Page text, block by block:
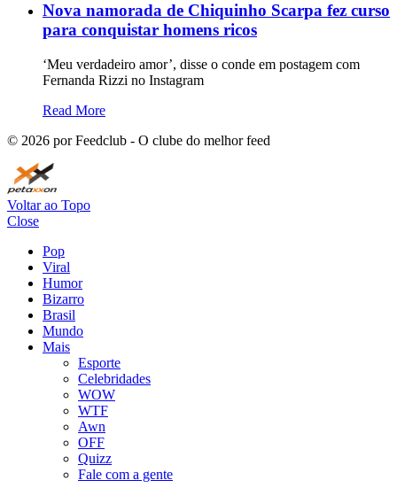
Nova namorada de Chiquinho Scarpa fez curso
para conquistar homens ricos
‘Meu verdadeiro amor’, disse o conde em postagem com
Fernanda Rizzi no Instagram
Read More
© 2026 por Feedclub - O clube do melhor feed
Voltar ao Topo
Close
Pop
Viral
Humor
Bizarro
Brasil
Mundo
Mais
Esporte
Celebridades
WOW
WTF
Awn
OFF
Quizz
Fale com a gente